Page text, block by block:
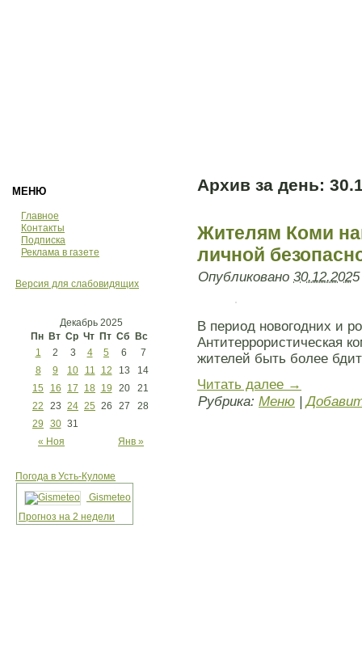
МЕНЮ
Главное
Контакты
Подписка
Реклама в газете
Версия для слабовидящих
Декабрь 2025
Пн Вт Ср Чт Пт Сб Вс
« Ноя Янв »
1 2 3 4 5 6
7
8
9 10 11 12 13
14
15
16 17 18 19 20
21
22
23 24 25 26 27
28
29
30 31
Погода в Усть-Куломе
Gismeteo
Прогноз на 2 недели
Архив за день:
Жителям Коми
личной
Опубликовано 30.12.2025
В период новогодних и
Антитеррористическая
жителей быть более
Читать далее →
Рубрика: Меню |